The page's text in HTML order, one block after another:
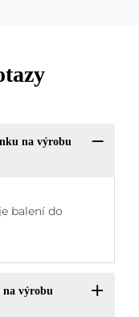
na výrobu
balení do
výrobu